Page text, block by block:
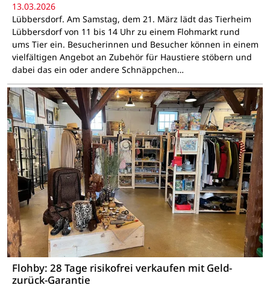
13.03.2026
Lübbersdorf. Am Samstag, dem 21. März lädt das Tierheim
Lübbersdorf von 11 bis 14 Uhr zu einem Flohmarkt rund
ums Tier ein. Besucherinnen und Besucher können in einem
vielfältigen Angebot an Zubehör für Haustiere stöbern und
dabei das ein oder andere Schnäppchen…
Flohby: 28 Tage risikofrei verkaufen mit Geld-
zurück-Garantie